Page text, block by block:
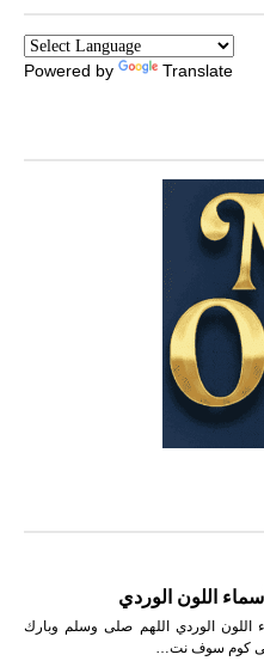
Powered by Translate
اللون الوردي
اللون الوردي اللهم صلى وسلم وبارك
كوم سوف نت…